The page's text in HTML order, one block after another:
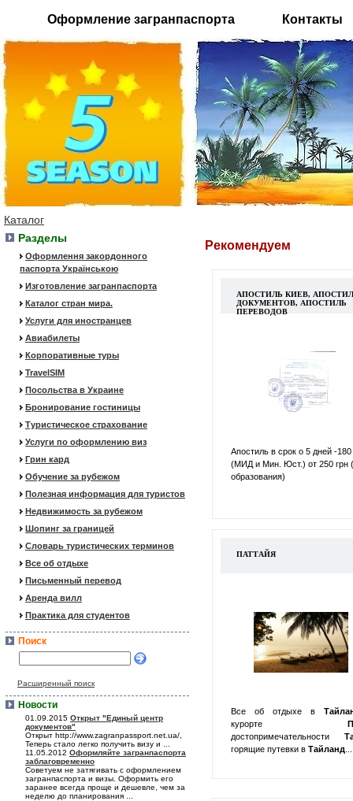
Оформление загранпаспорта Контакты
Каталог
Разделы
Оформлення закордонного
паспорта Українською
Изготовление загранпаспорта
Каталог стран мира.
Услуги для иностранцев
Авиабилеты
Корпоративные туры
TravelSIM
Посольства в Украине
Бронирование гостиницы
Туристическое страхование
Услуги по оформлению виз
Грин кард
Обучение за рубежом
Полезная информация для туристов
Недвижимость за рубежом
Шопинг за границей
Словарь туристических терминов
Все об отдыхе
Письменный перевод
Аренда вилл
Практика для студентов
Поиск
Расширенный поиск
Новости
01.09.2015 Открыт "Единый центр
документов"
Открыт http://www.zagranpassport.net.ua/,
Теперь стало легко получить визу и ...
11.05.2012 Оформляйте загранпаспорта
заблаговременно
Советуем не затягивать с оформлением
загранпаспорта и визы. Оформить его
заранее всегда проще и дешевле, чем за
неделю до планирования ...
Рекомендуем
АПОСТИЛЬ КИЕВ,
ДОКУМЕНТОВ, АПОСТИЛЬ
ПЕРЕВОДОВ
Апостиль в срок о 5 дней -180
(МИД и Мин. Юст.) от 250 грн
образования)
ПАТТАЙЯ
Все об отдыхе в
курорте
достопримечательности
горящие путевки в Тайланд